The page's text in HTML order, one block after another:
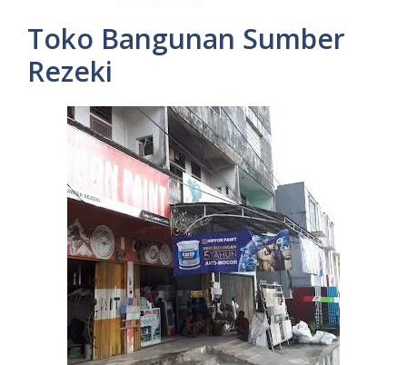
Toko Bangunan Sumber
Rezeki